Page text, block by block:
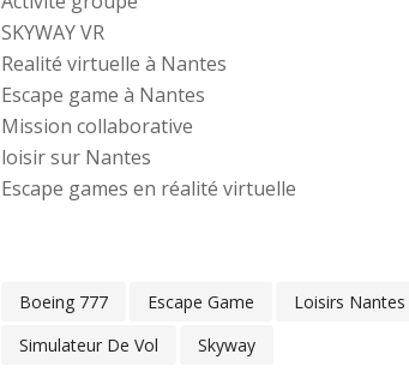
SKYWAY VR
Realité virtuelle à Nantes
Escape game à Nantes
Mission collaborative
loisir sur Nantes
Escape games en réalité virtuelle
Boeing 777 Escape Game Loisirs Nantes
Simulateur De Vol
Skyway